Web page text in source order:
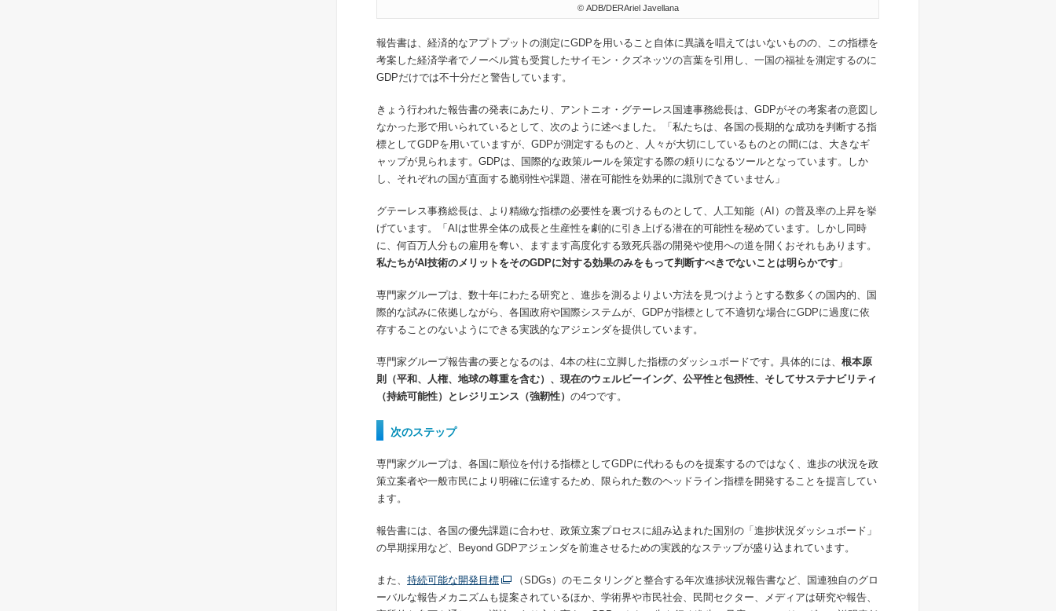
© ADB/DERAriel Javellana
報告書は、経済的なアプトプットの測定にGDPを用いること自体に異議を唱えてはいないものの、この指標を
考案した経済学者でノーベル賞も受賞したサイモン・クズネッツの言葉を引用し、一国の福祉を測定するのに
GDPだけでは不十分だと警告しています。
きょう行われた報告書の発表にあたり、アントニオ・グテーレス国連事務総長は、GDPがその考案者の意図し
なかった形で用いられているとして、次のように述べました。「私たちは、各国の長期的な成功を判断する指
標としてGDPを用いていますが、GDPが測定するものと、人々が大切にしているものとの間には、大きなギ
ャップが見られます。GDPは、国際的な政策ルールを策定する際の頼りになるツールとなっています。しか
し、それぞれの国が直面する脆弱性や課題、潜在可能性を効果的に識別できていません」
グテーレス事務総長は、より精緻な指標の必要性を裏づけるものとして、人工知能（AI）の普及率の上昇を挙
げています。「AIは世界全体の成長と生産性を劇的に引き上げる潜在的可能性を秘めています。しかし同時
に、何百万人分もの雇用を奪い、ますます高度化する致死兵器の開発や使用への道を開くおそれもあります。
私たちがAI 技術のメリットをそのGDPに対する効果のみをもって判断すべきでないことは明らかです 」
専門家グループは、数十年にわたる研究と、進歩を測るよりよい方法を見つけようとする数多くの国内的、国
際的な試みに依拠しながら、各国政府や国際システムが、GDPが指標として不適切な場合にGDPに過度に依
存することのないようにできる実践的なアジェンダを提供しています。
専門家グループ報告書の要となるのは、4本の柱に立脚した指標のダッシュボードです。具体的には、 根本原
則（平和、人権、地球の尊重を含む）、現在のウェルビーイング、公平性と包摂性、そしてサステナビリティ
（持続可能性）とレジリエンス（強靭性） の4つです。
次のステップ
専門家グループは、各国に順位を付ける指標としてGDPに代わるものを提案するのではなく、進歩の状況を政
策立案者や一般市民により明確に伝達するため、限られた数のヘッドライン指標を開発することを提言してい
ます。
報告書には、各国の優先課題に合わせ、政策立案プロセスに組み込まれた国別の「進捗状況ダッシュボード」
の早期採用など、Beyond GDPアジェンダを前進させるための実践的なステップが盛り込まれています。
また、 持続可能な開発目標
（SDGs）のモニタリングと整合する年次進捗状況報告書など、国連独自のグロ
ーバルな報告メカニズムも提案されているほか、学術界や市民社会、民間セクター、メディアは研究や報告、